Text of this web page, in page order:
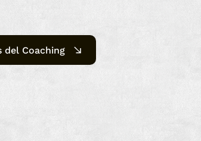
del Coaching